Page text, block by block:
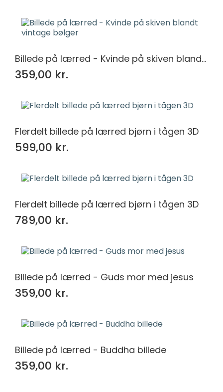
Billede på lærred - Kvinde på skiven blandt vintage bølger
359,00 kr.
Flerdelt billede på lærred bjørn i tågen 3D
599,00 kr.
Flerdelt billede på lærred bjørn i tågen 3D
789,00 kr.
Billede på lærred - Guds mor med jesus
359,00 kr.
Billede på lærred - Buddha billede
359,00 kr.